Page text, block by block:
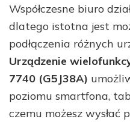
Współczesne biuro
dlatego istotna jest
podłączenia różnych
Urządzenie
7740 (G5J38A)
poziomu smartfona,
czemu możesz wysłać